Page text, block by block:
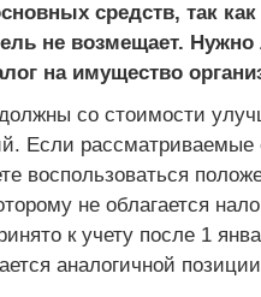
средств, так
не возмещает. Нужно
на имущество
со стоимости
Если рассматриваемые
воспользоваться
не облагается
к учету после 1
аналогичной